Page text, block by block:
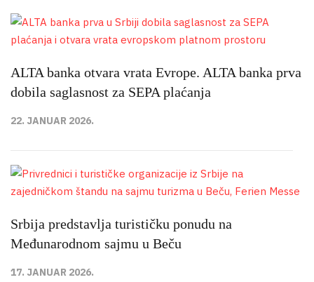
ALTA banka otvara vrata Evrope. ALTA banka prva
dobila saglasnost za SEPA plaćanja
22. JANUAR 2026.
Srbija predstavlja turističku ponudu na
Međunarodnom sajmu u Beču
17. JANUAR 2026.